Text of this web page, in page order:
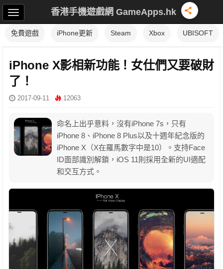
香港手機遊戲網 GameApps.hk
免費遊戲 iPhone更新 Steam Xbox UBISOFT
iPhone X影相新功能！女仕們又要破財
了！
2017-09-11 12063
命名上出乎意料，沒有iPhone 7s，只有
iPhone 8、iPhone 8 Plus以及十週年紀念版的
iPhone X（X在羅馬數字中是10）。支持Face
ID面部識別解鎖，iOS 11則採用全新的UI適配
和交互方式。